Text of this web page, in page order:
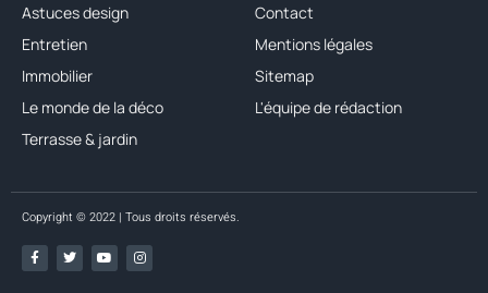
Astuces design
Entretien
Immobilier
Le monde de la déco
Terrasse & jardin
Contact
Mentions légales
Sitemap
L'équipe de rédaction
Copyright © 2022 | Tous droits réservés.